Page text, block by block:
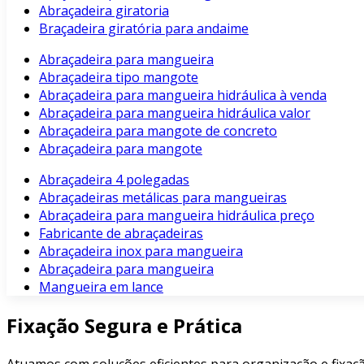
Abraçadeira giratoria
Braçadeira giratória para andaime
Abraçadeira para mangueira
Abraçadeira tipo mangote
Abraçadeira para mangueira hidráulica à venda
Abraçadeira para mangueira hidráulica valor
Abraçadeira para mangote de concreto
Abraçadeira para mangote
Abraçadeira 4 polegadas
Abraçadeiras metálicas para mangueiras
Abraçadeira para mangueira hidráulica preço
Fabricante de abraçadeiras
Abraçadeira inox para mangueira
Abraçadeira para mangueira
Mangueira em lance
Fixação Segura e Prática